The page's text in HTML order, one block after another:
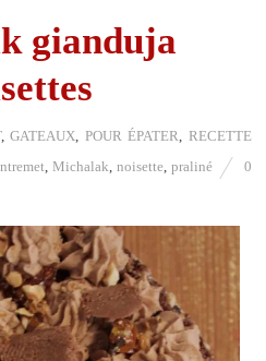
gianduja
,GATEAUX POUR ÉPATER
RECETTE
Michalak noisette praliné
0